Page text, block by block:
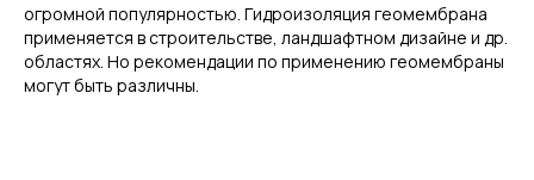
огромной популярностью. Гидроизоляция геомембрана
применяется в строительстве, ландшафтном дизайне и др.
областях. Но рекомендации по применению геомембраны
могут быть различны.